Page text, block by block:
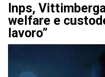
Inps,
welfare e
lavoro”